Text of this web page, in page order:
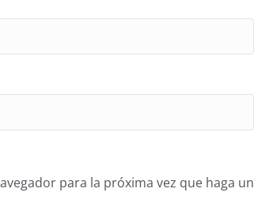
para la próxima vez que haga un